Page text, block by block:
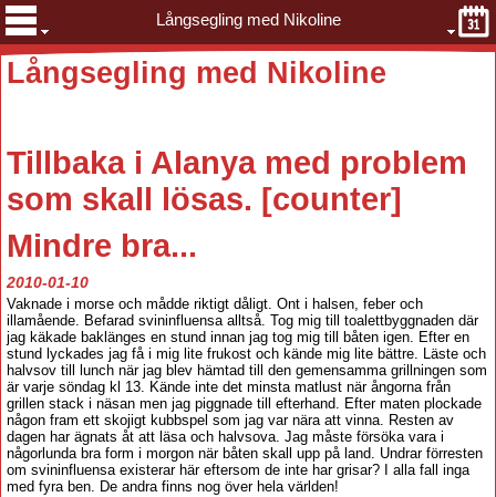
Långsegling med Nikoline
Långsegling med Nikoline
Tillbaka i Alanya med problem
som skall lösas. [counter]
Mindre bra...
2010-01-10
Vaknade i morse och mådde riktigt dåligt. Ont i halsen, feber och
illamående. Befarad svininfluensa alltså. Tog mig till toalettbyggnaden där
jag käkade baklänges en stund innan jag tog mig till båten igen. Efter en
stund lyckades jag få i mig lite frukost och kände mig lite bättre. Läste och
halvsov till lunch när jag blev hämtad till den gemensamma grillningen som
är varje söndag kl 13. Kände inte det minsta matlust när ångorna från
grillen stack i näsan men jag piggnade till efterhand. Efter maten plockade
någon fram ett skojigt kubbspel som jag var nära att vinna. Resten av
dagen har ägnats åt att läsa och halvsova. Jag måste försöka vara i
någorlunda bra form i morgon när båten skall upp på land. Undrar förresten
om svininfluensa existerar här eftersom de inte har grisar? I alla fall inga
med fyra ben. De andra finns nog över hela världen!